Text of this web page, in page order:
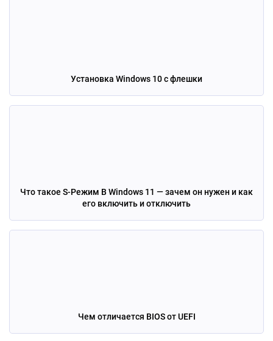
Установка Windows 10 с флешки
Что такое S-Режим В Windows 11 — зачем он нужен и как
его включить и отключить
Чем отличается BIOS от UEFI